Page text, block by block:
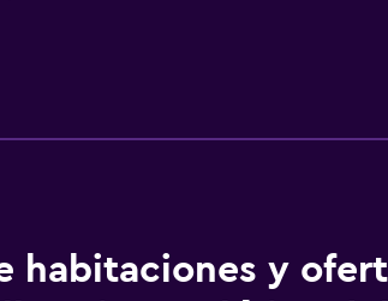
por satélite. Los baños están
en Antibes ofrece acceso a Internet
habitaciones y